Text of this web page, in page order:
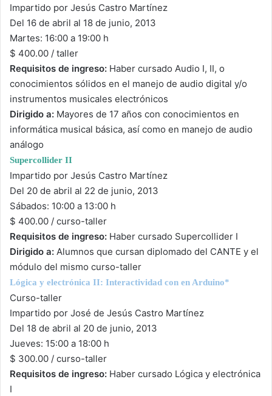
Impartido por Jesús Castro Martínez
Del 16 de abril al 18 de junio, 2013
Martes: 16:00 a 19:00 h
$ 400.00 / taller
Requisitos de ingreso: Haber cursado Audio I, II, o
conocimientos sólidos en el manejo de audio digital y/o
instrumentos musicales electrónicos
Dirigido a: Mayores de 17 años con conocimientos en
informática musical básica, así como en manejo de audio
análogo
Supercollider II
Impartido por Jesús Castro Martínez
Del 20 de abril al 22 de junio, 2013
Sábados: 10:00 a 13:00 h
$ 400.00 / curso-taller
Requisitos de ingreso: Haber cursado Supercollider I
Dirigido a: Alumnos que cursan diplomado del CANTE y el
módulo del mismo curso-taller
Lógica y electrónica II: Interactividad con en Arduino*
Curso-taller
Impartido por José de Jesús Castro Martínez
Del 18 de abril al 20 de junio, 2013
Jueves: 15:00 a 18:00 h
$ 300.00 / curso-taller
Requisitos de ingreso: Haber cursado Lógica y electrónica
I